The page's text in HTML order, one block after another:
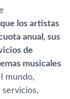
los artistas
anual, sus
de
musicales
mundo,